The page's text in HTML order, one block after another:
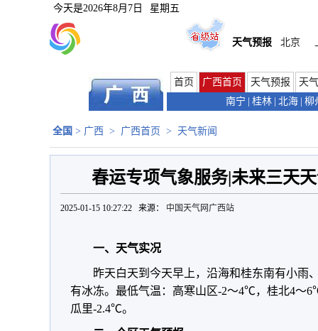
今天是2026年8月7日 星期五
天气预报 北京
首页 广西首页 天气预报
天
南宁
桂林 北海 柳
全国 > 广西 > 广西首页 > 天气新闻
春运专项气象服务|未来三天
2025-01-15 10:27:22 来源： 中国天气网广西站
一、天气实况
昨天白天到今天早上，沿海和桂东南有小雨
有冰冻。最低气温：高寒山区-2～4℃，桂北4～
瓜里-2.4℃。